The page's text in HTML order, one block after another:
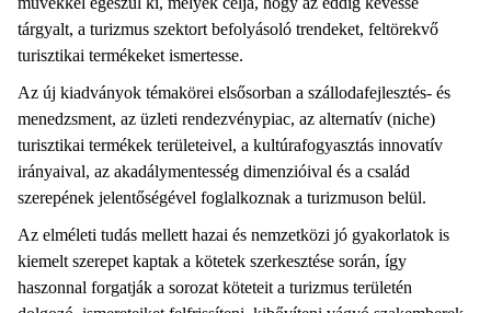
tárgyalt, a turizmus szektort befolyásoló trendeket, feltörekvő
turisztikai termékeket ismertesse.
Az új kiadványok témakörei elsősorban a szállodafejlesztés- és
menedzsment, az üzleti rendezvénypiac, az alternatív (niche)
turisztikai termékek területeivel, a kultúrafogyasztás innovatív
irányaival, az akadálymentesség dimenzióival és a család
szerepének jelentőségével foglalkoznak a turizmuson belül.
Az elméleti tudás mellett hazai és nemzetközi jó gyakorlatok is
kiemelt szerepet kaptak a kötetek szerkesztése során, így
haszonnal forgatják a sorozat köteteit a turizmus területén